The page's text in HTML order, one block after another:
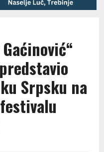
Srpsku na